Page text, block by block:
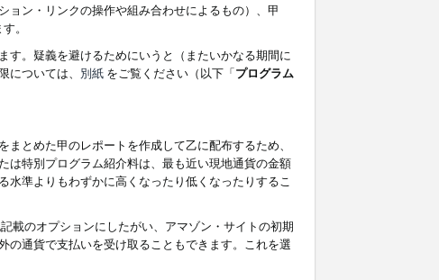
ン・リンクの操作や組み合わせによるもの）、甲
。
。疑義を避けるためにいうと（またいかなる期間に
ついては、 別紙 をご覧ください（以下「プログラム
とめた甲のレポートを作成して乙に配布するため、
は特別プログラム紹介料は、最も近い現地通貨の金額
水準よりもわずかに高くなったり低くなったりするこ
載のオプションにしたがい、アマゾン・サイトの初期
の通貨で支払いを受け取ることもできます。これを選